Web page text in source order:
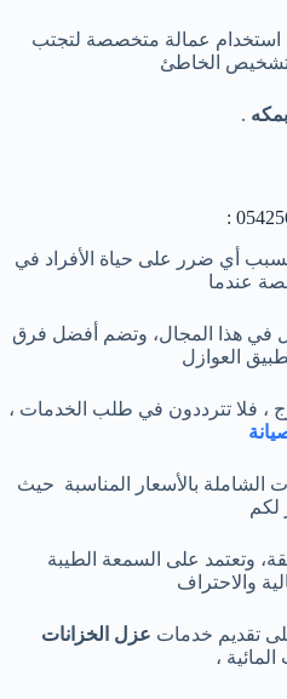
استخدام عمالة متخصصة لتجتب
الخاطئ
.
تسبب أي ضرر على حياة الأفراد في
عندما
في هذا المجال، وتضم أفضل فرق
العوازل
، فلا تترددون في طلب الخدمات ،
الشاملة بالأسعار المناسبة حيث
لكم
وتعتمد على السمعة الطيبة
والاحتراف
تقديم خدمات عزل الخزانات
،